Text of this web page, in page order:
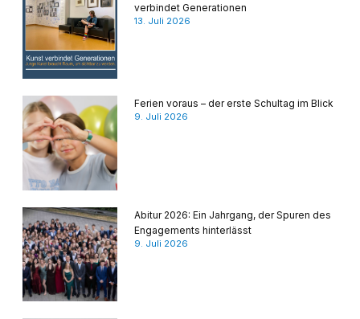
verbindet Generationen
13. Juli 2026
Ferien voraus – der erste Schultag im Blick
9. Juli 2026
Abitur 2026: Ein Jahrgang, der Spuren des
Engagements hinterlässt
9. Juli 2026